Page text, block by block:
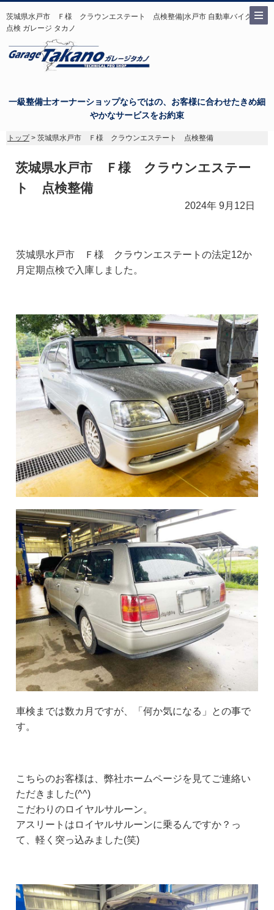
茨城県水戸市 Ｆ様 クラウンエステート 点検整備|水戸市 自動車バイク修理
点検 ガレージ タカノ
一級整備士オーナーショップならではの、お客様に合わせたきめ細
やかなサービスをお約束
トップ> 茨城県水戸市 Ｆ様 クラウンエステート 点検整備
茨城県水戸市 Ｆ様 クラウンエステー
ト 点検整備
2024年 9月12日
茨城県水戸市 Ｆ様 クラウンエステートの法定12か
月定期点検で入庫しました。
車検までは数カ月ですが、「何か気になる」との事で
す。
こちらのお客様は、弊社ホームページを見てご連絡い
ただきました(^^)
こだわりのロイヤルサルーン。
アスリートはロイヤルサルーンに乗るんですか？っ
て、軽く突っ込みました(笑)